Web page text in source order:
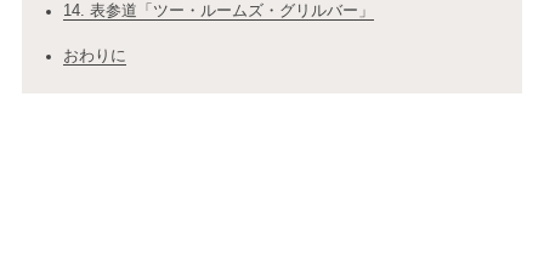
14. 表参道「ツー・ルームズ・グリルバー」
おわりに